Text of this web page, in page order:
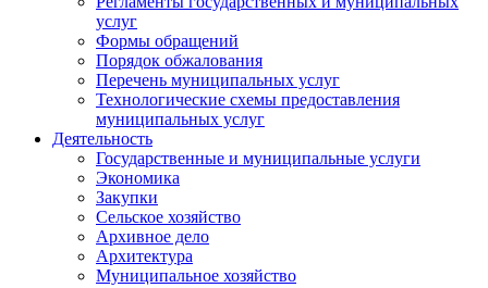
услуг
Формы обращений
Порядок обжалования
Перечень муниципальных услуг
Технологические схемы предоставления
муниципальных услуг
Деятельность
Государственные и муниципальные услуги
Экономика
Закупки
Сельское хозяйство
Архивное дело
Архитектура
Муниципальное хозяйство